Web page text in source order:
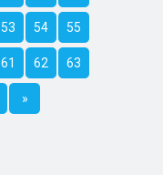
53 54 55
61 62 63
»